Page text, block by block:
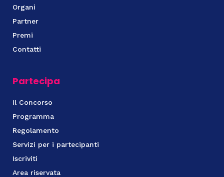
Organi
Partner
Premi
Contatti
Partecipa
Il Concorso
Programma
Regolamento
Servizi per i partecipanti
Iscriviti
Area riservata